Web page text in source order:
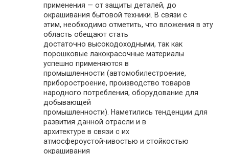
применения — от защиты деталей, до
окрашивания бытовой техники. В связи с
этим, необходимо отметить, что вложения в эту
область обещают стать
достаточно высокодоходными, так как
порошковые лакокрасочные материалы
успешно применяются в
промышленности (автомобилестроение,
приборостроение, производство товаров
народного потребления, оборудование для
добывающей
промышленности). Наметились тенденции для
развития данной отрасли и в
архитектуре в связи с их
атмосфероустойчивостью и стойкостью
окрашивания